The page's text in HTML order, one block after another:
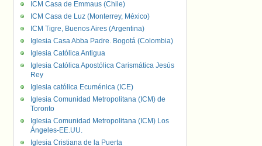
ICM Casa de Emmaus (Chile)
ICM Casa de Luz (Monterrey, México)
ICM Tigre, Buenos Aires (Argentina)
Iglesia Casa Abba Padre. Bogotá (Colombia)
Iglesia Católica Antigua
Iglesia Católica Apostólica Carismática Jesús
Rey
Iglesia católica Ecuménica (ICE)
Iglesia Comunidad Metropolitana (ICM) de
Toronto
Iglesia Comunidad Metropolitana (ICM) Los
Ángeles-EE.UU.
Iglesia Cristiana de la Puerta